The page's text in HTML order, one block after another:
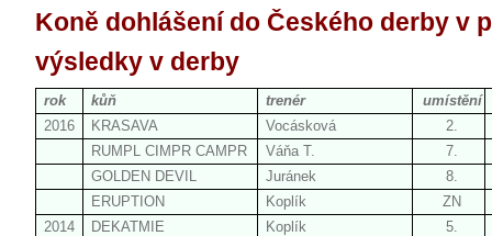
Koně dohlášení do Českého derby v
výsledky v derby
rok kůň trenér
umístění
2016
KRASAVA Vocásková
2.
RUMPL CIMPR CAMPR
Váňa T.
7.
GOLDEN DEVIL
Juránek
8.
ERUPTION
Koplík
ZN
2014
DEKATMIE Koplík
5.